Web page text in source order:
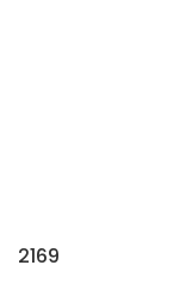
2169